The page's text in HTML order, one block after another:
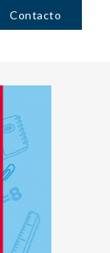
Contacto